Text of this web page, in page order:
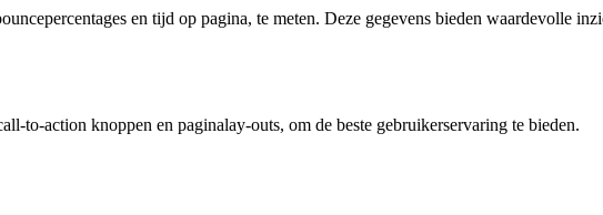
en tijd op pagina, te meten. Deze gegevens bieden waardevolle
to-action knoppen en paginalay-outs, om de beste gebruikerservaring te bieden.